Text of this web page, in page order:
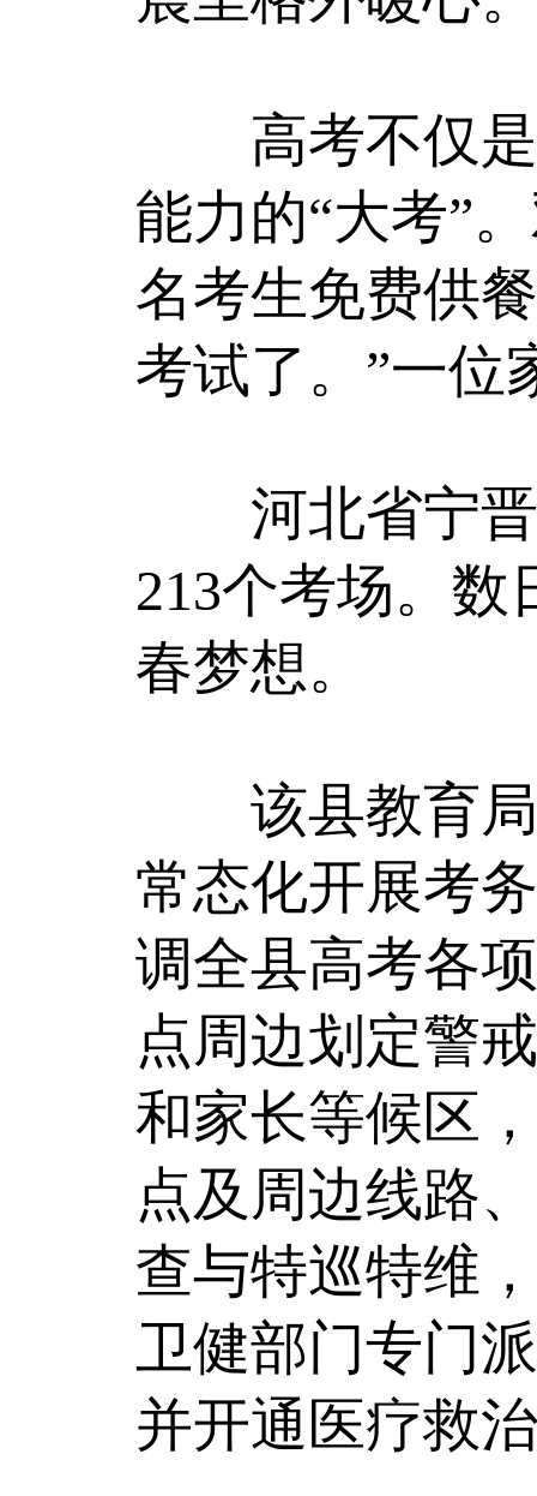
高考不仅是
能力的“大考”
名考生免费供
考试了。”一位
河北省宁晋
213个考场。
春梦想。
该县教育局
常态化开展考
调全县高考各
点周边划定警
和家长等候区
点及周边线路
查与特巡特维
卫健部门专门
并开通医疗救